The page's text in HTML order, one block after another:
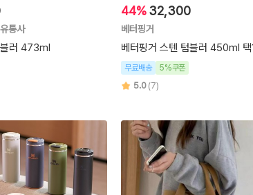
통사
러 473ml
44%32,300
베터핑거
베터핑거 스텐 텀블러 450ml 택
무료배송 5%쿠폰
5.0 (7)